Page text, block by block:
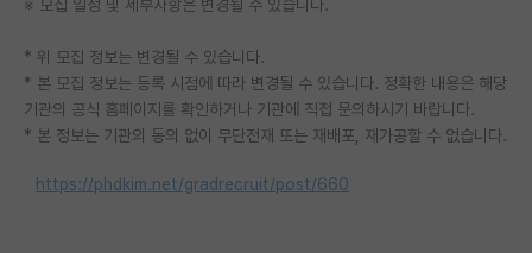
임용 정보 게시판
학부 인턴 게시판
취업 게시판
임용 후기 게시판
※ 모집 일정 및 세부사항은 변경될 수 있습니다.
* 위 모집 정보는 변경될 수 있습니다.
* 본 모집 정보는 등록 시점에 따라 변경될 수 있습니다. 정확한 내용은 해당
기관의 공식 홈페이지를 확인하거나 기관에 직접 문의하시기 바랍니다.
* 본 정보는 기관의 동의 없이 무단전재 또는 재배포, 재가공할 수 없습니다.
https://phdkim.net/gradrecruit/post/660